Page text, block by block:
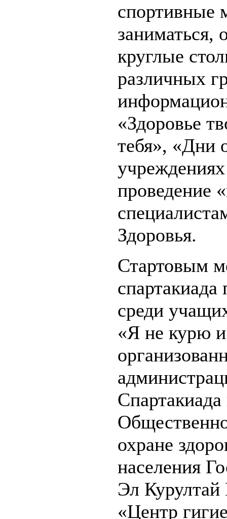
спортивные
заниматься,
круглые
различных
«Здоровье
тебя», «Дни
проведение
Здоровья.
Стартовым
среди
«Я не курю
охране
населения
Эл
«Центр